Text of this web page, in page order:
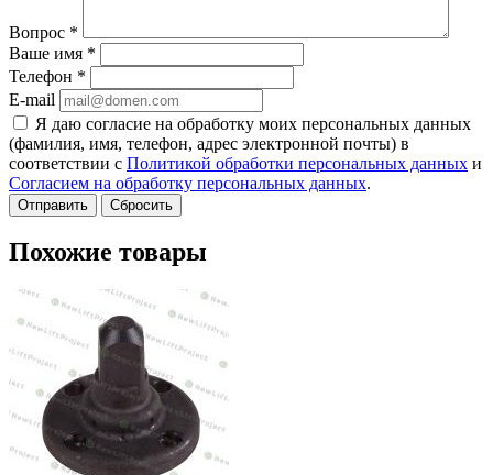
Вопрос *
Ваше имя *
Телефон *
E-mail
Я даю согласие на обработку моих персональных данных
(фамилия, имя, телефон, адрес электронной почты) в
соответствии с Политикой обработки персональных данных и
Согласием на обработку персональных данных.
Сбросить
Похожие товары